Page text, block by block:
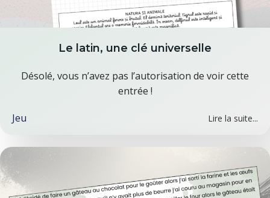
Le latin, une clé universelle
Désolé, vous n’avez pas l’autorisation de voir cette
entrée !
Jeu Lire la suite...